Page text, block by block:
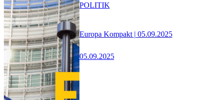
Europa Kompakt | 05.09.2025
05.09.2025
POLITIK